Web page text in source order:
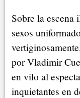
Sobre la escena
sexos
por Vladimir
en vilo al
inquietantes en